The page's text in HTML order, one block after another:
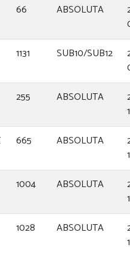
66 ABSOLUTA
1131 SUB10/SUB12
255 ABSOLUTA
665 ABSOLUTA
1004 ABSOLUTA
1028 ABSOLUTA